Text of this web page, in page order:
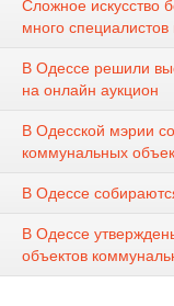
Сложное искусство
много
В Одессе решили
на онлайн аукцион
В Одесской мэрии
коммунальных
В Одессе
В Одессе
объектов